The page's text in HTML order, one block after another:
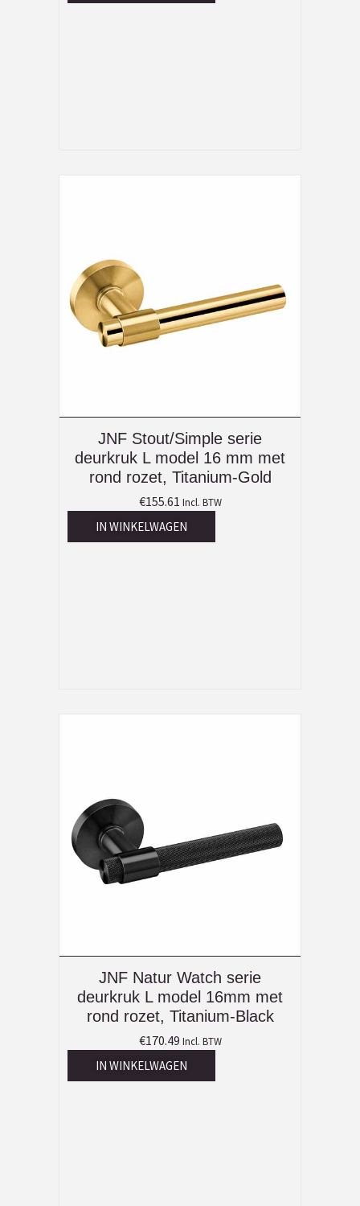
JNF Stout/Simple serie
deurkruk L model 16 mm met
rond rozet, Titanium-Gold
€155.61 Incl. BTW
IN WINKELWAGEN
JNF Natur Watch serie
deurkruk L model 16mm met
rond rozet, Titanium-Black
€170.49 Incl. BTW
IN WINKELWAGEN